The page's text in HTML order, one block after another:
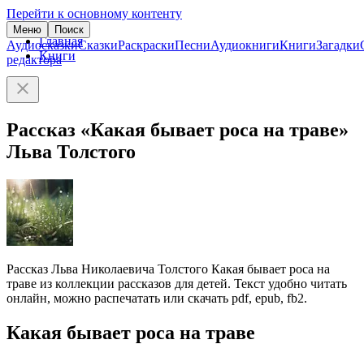
Перейти к основному контенту
Меню Поиск
АудиосказкиСказкиРаскраскиПесниАудиокнигиКнигиЗагадки
редактора
Главная
Книги
Рассказ «Какая бывает роса на траве»
Льва Толстого
Рассказ Льва Николаевича Толстого Какая бывает роса на
траве из коллекции рассказов для детей. Текст удобно читать
онлайн, можно распечатать или скачать pdf, epub, fb2.
Какая бывает роса на траве